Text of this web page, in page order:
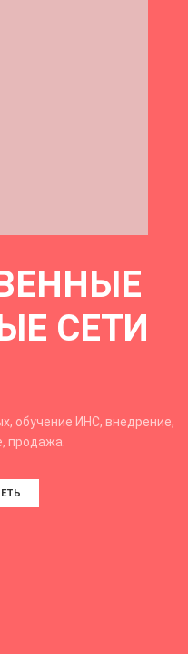
СЕТИ
обучение ИНС, внедрение,
продажа.